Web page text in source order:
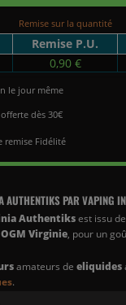
PAR VAPING
Authentiksest issu
Virginie, pour un
amateurs de eliquides
.
Remise sur la quantité
Remise P.U.
0,90 €
le jour même
dès 30€
remise Fidélité